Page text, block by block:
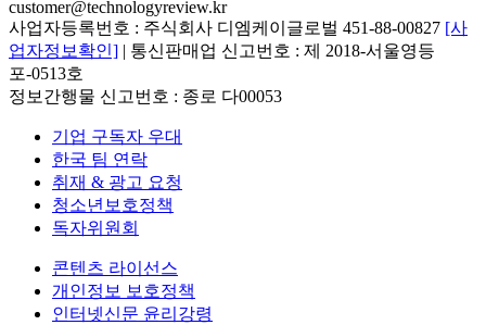
customer@technologyreview.kr
사업자등록번호 : 주식회사 디엠케이글로벌 451-88-00827 [사
업자정보확인] | 통신판매업 신고번호 : 제 2018-서울영등
포-0513호
정보간행물 신고번호 : 종로 다00053
기업 구독자 우대
한국 팀 연락
취재 & 광고 요청
청소년보호정책
독자위원회
콘텐츠 라이선스
개인정보 보호정책
인터넷신문 윤리강령